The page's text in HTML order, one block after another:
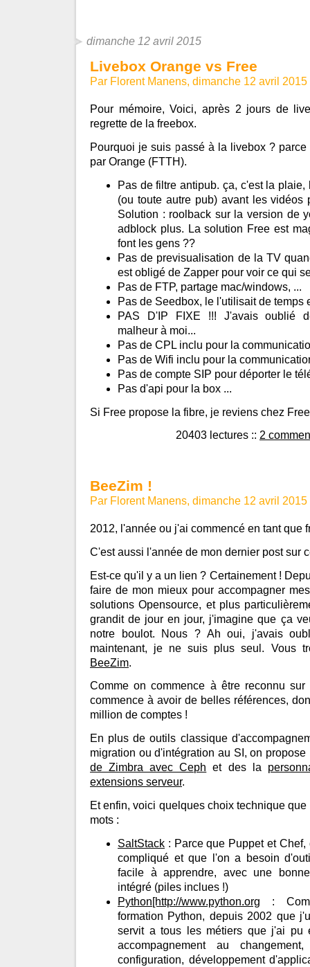
dimanche 12 avril 2015
Livebox Orange vs Free
Par Florent Manens, dimanche 12 avril
Pour mémoire, Voici, après 2 jours de
regrette de la freebox.
Pourquoi je suis passé à la livebox ?
par Orange (FTTH).
Pas de filtre antipub. ça, c'est la
(ou toute autre pub) avant les vidéos
Solution : roolback sur la version de
adblock plus. La solution Free est
font les gens ??
Pas de previsualisation de la TV
est obligé de Zapper pour voir ce qui
Pas de FTP, partage mac/windows, ...
Pas de Seedbox, le l'utilisait de temps
PAS D'IP FIXE !!! J'avais oublié
malheur à moi...
Pas de CPL inclu pour la
Pas de Wifi inclu pour la
Pas de compte SIP pour déporter le
Pas d'api pour la box ...
Si Free propose la fibre, je reviens chez
20403 lectures :: 2
BeeZim !
Par Florent Manens, dimanche 12 avril
2012, l'année ou j'ai commencé en tant que
C'est aussi l'année de mon dernier post sur
Est-ce qu'il y a un lien ? Certainement !
faire de mon mieux pour accompagner
solutions Opensource, et plus
grandit de jour en jour, j'imagine que ça
notre boulot. Nous ? Ah oui, j'avais
maintenant, je ne suis plus seul. Vous
BeeZim.
Comme on commence à être reconnu
commence à avoir de belles références,
million de comptes !
En plus de outils classique
migration ou d'intégration au SI, on
de Zimbra avec Ceph et des la
extensions serveur.
Et enfin, voici quelques choix technique
mots :
SaltStack : Parce que Puppet et
compliqué et que l'on a besoin
facile à apprendre, avec une
intégré (piles inclues !)
Python[http://www.python.org :
formation Python, depuis 2002 que
servit a tous les métiers que j'ai pu
accompagnement au
configuration, développement